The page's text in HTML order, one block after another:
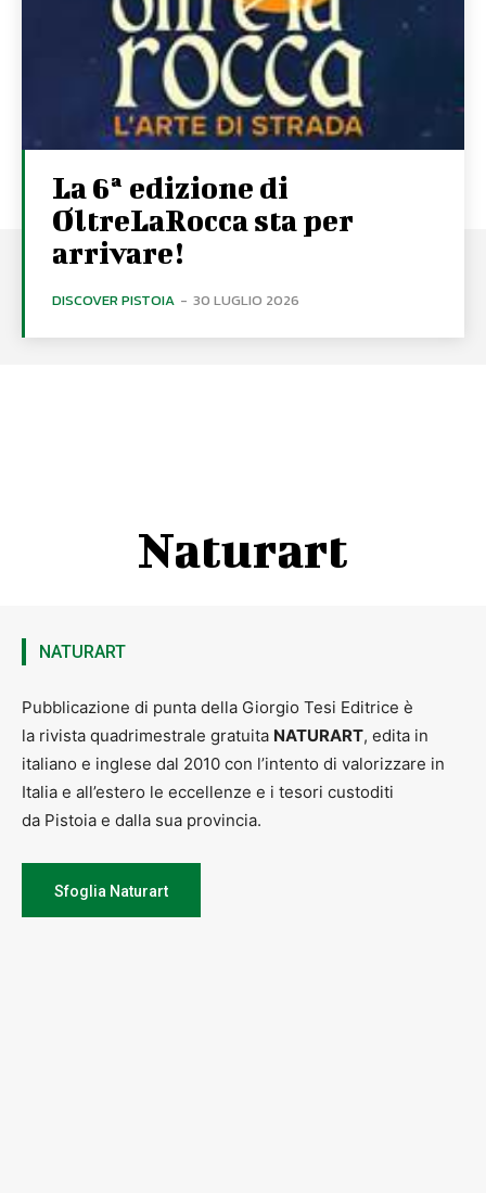
La 6ª edizione di
OltreLaRocca sta per
arrivare!
DISCOVER PISTOIA - 30 LUGLIO 2026
Naturart
NATURART
Pubblicazione di punta della Giorgio Tesi Editrice è
la rivista quadrimestrale gratuita NATURART, edita in
italiano e inglese dal 2010 con l’intento di valorizzare in
Italia e all’estero le eccellenze e i tesori custoditi
da Pistoia e dalla sua provincia.
Sfoglia Naturart